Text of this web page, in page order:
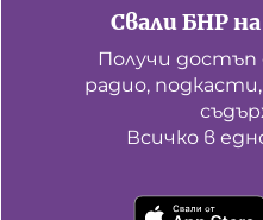
Свали БНР
Получи
радио,
Всичко в